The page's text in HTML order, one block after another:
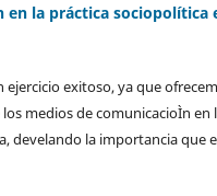
en la práctica sociopolítica
exitoso, ya que
medios de comunicacioÌn en
develando la importancia que